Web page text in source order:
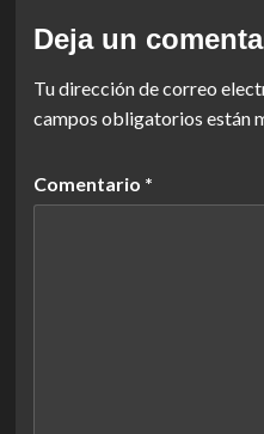
Deja un
Tu dirección de correo
campos obligatorios están
Comentario *